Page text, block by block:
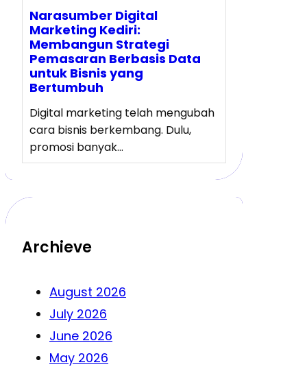
Narasumber Digital
Marketing Kediri:
Membangun Strategi
Pemasaran Berbasis Data
untuk Bisnis yang
Bertumbuh
Digital marketing telah mengubah
cara bisnis berkembang. Dulu,
promosi banyak…
Archieve
August 2026
July 2026
June 2026
May 2026